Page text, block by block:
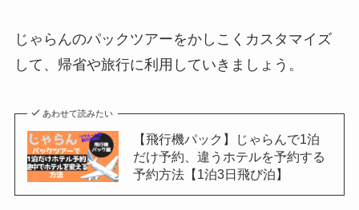
じゃらんのパックツアーをかしこくカスタマイズ
して、帰省や旅行に利用していきましょう。
あわせて読みたい
【飛行機パック】じゃらんで1泊
だけ予約、違うホテルを予約する
予約方法【1泊3日飛び泊】